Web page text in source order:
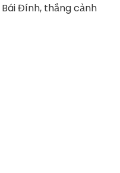
Đính, thắng cảnh